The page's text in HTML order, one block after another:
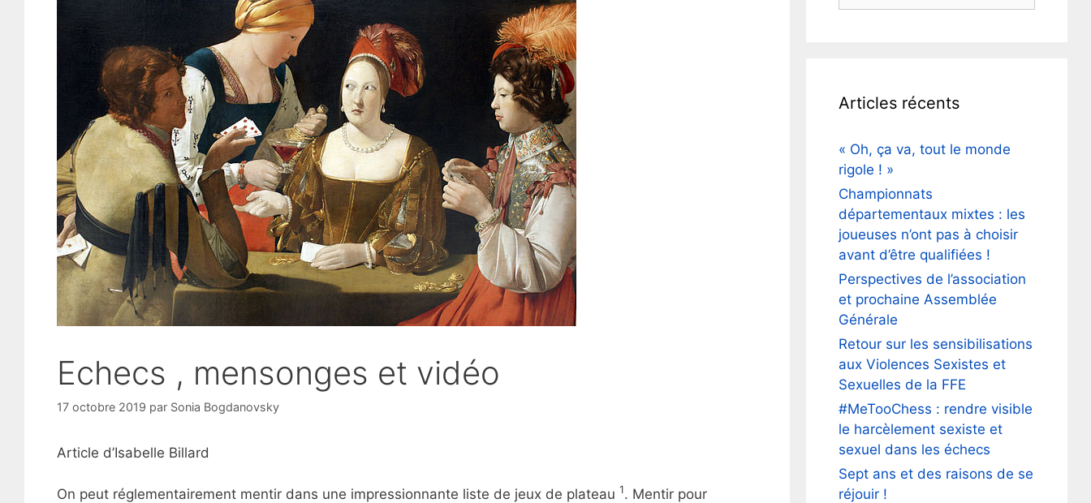
Echecs , mensonges et vidéo
17 octobre 2019 par Sonia Bogdanovsky
Article d’Isabelle Billard
On peut réglementairement mentir dans une impressionnante liste de jeux de plateau 1. Mentir pour
Articles récents
« Oh, ça va, tout le monde
rigole ! »
Championnats
départementaux mixtes : les
joueuses n’ont pas à choisir
avant d’être qualifiées !
Perspectives de l’association
et prochaine Assemblée
Générale
Retour sur les sensibilisations
aux Violences Sexistes et
Sexuelles de la FFE
#MeTooChess : rendre visible
le harcèlement sexiste et
sexuel dans les échecs
Sept ans et des raisons de se
réjouir !